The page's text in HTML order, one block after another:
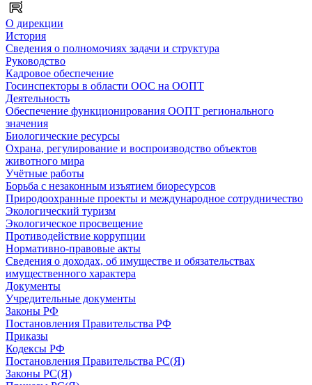
О дирекции
История
Сведения о полномочиях задачи и структура
Руководство
Кадровое обеспечение
Госинспекторы в области ООС на ООПТ
Деятельность
Обеспечение функционирования ООПТ регионального
значения
Биологические ресурсы
Охрана, регулирование и воспроизводство объектов
животного мира
Учётные работы
Борьба с незаконным изъятием биоресурсов
Природоохранные проекты и международное сотрудничество
Экологический туризм
Экологическое просвещение
Противодействие коррупции
Нормативно-правовые акты
Сведения о доходах, об имуществе и обязательствах
имущественного характера
Документы
Учредительные документы
Законы РФ
Постановления Правительства РФ
Приказы
Кодексы РФ
Постановления Правительства РС(Я)
Законы РС(Я)